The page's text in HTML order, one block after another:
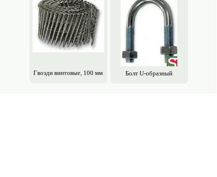
Гвозди винтовые, 100 мм Болт U-образный